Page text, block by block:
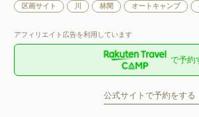
区画サイト 林間 オートキャンプ
アフィリエイト広告を利用しています
で予約
公式サイトで予約をする